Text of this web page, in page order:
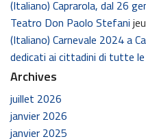
(Italiano) Caprarola, dal 26
Teatro Don Paolo Stefani
(Italiano) Carnevale 2024 a
dedicati ai cittadini di tutte
Archives
juillet 2026
janvier 2026
janvier 2025